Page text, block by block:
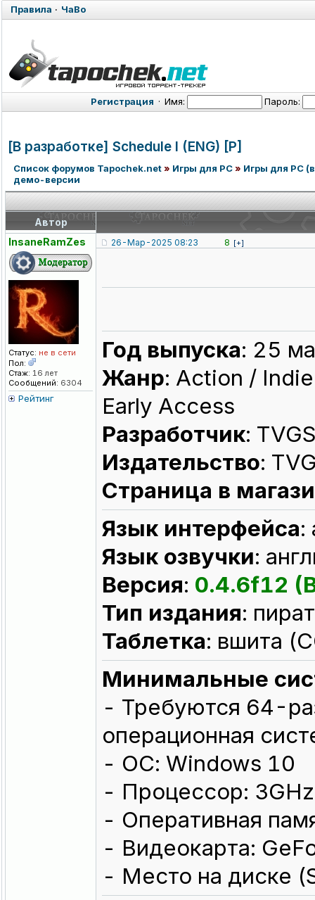
Правила · ЧаВо
Регистрация · Имя: Пароль:
[В разработке] Schedule I (ENG) [P]
Список форумов Tapochek.net» Игры для PC» Игры для PC
демо-версии
Автор
InsaneRamZes
Статус: не в сети
Пол:
Стаж: 16 лет
Сообщений: 6304
Рейтинг
26-Мар-2025 08:23 8 [+]
Год выпуска: 25
Жанр: Action /
Early Access
Разработчик:
Издательство:
Страница в
Язык интерфейса:
Язык озвучки:
Версия: 0.4.6f12
Тип издания:
Таблeтка: вшита
Минимальные
- Требуются 64-
операционная
- ОС: Windows 10
- Процессор:
- Оперативная
- Видеокарта:
- Место на диске